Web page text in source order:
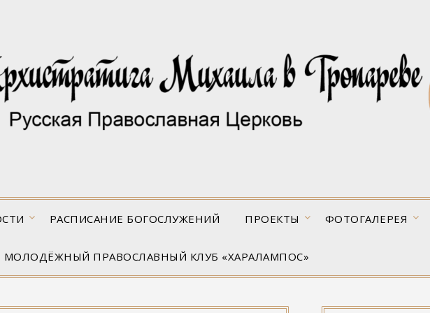
РАСПИСАНИЕ БОГОСЛУЖЕНИЙ ПРОЕКТЫ ФОТОГАЛЕРЕЯ
МОЛОДЁЖНЫЙ ПРАВОСЛАВНЫЙ КЛУБ «ХАРАЛАМПОС»